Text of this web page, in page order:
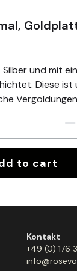
und mit
Diese ist
to cart
Kontakt
+49 (0) 176